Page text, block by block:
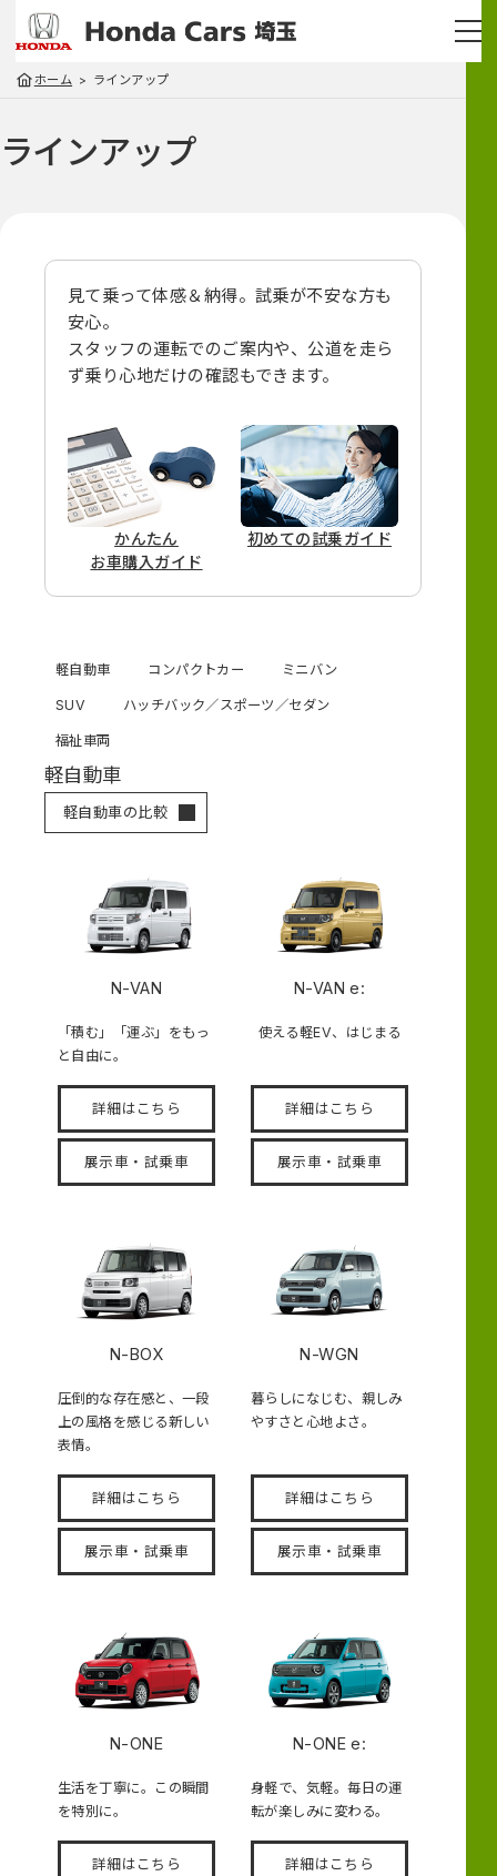
ホーム ラインアップ
ラインアップ
見て乗って体感＆納得。試乗が不安な方も
安心。
スタッフの運転でのご案内や、 公道を走ら
ず乗り心地だけの確認もできます。
かんたん
お車購入ガイド
初めての試乗ガイド
軽自動車 コンパクトカー ミニバン
SUV ハッチバック／スポーツ／セダン
福祉車両
軽自動車
軽自動車の比較
N-VAN
「積む」「運ぶ」をもっ
と自由に。
詳細はこちら
展示車・試乗車
N-VAN e:
使える軽EV、はじまる
詳細はこちら
展示車・試乗車
N-BOX
圧倒的な存在感と、一段
上の風格を感じる新しい
表情。
詳細はこちら
展示車・試乗車
N-WGN
暮らしになじむ、親しみ
やすさと心地よさ。
詳細はこちら
展示車・試乗車
N-ONE
生活を丁寧に。この瞬間
を特別に。
詳細はこちら
N-ONE e:
身軽で、気軽。毎日の運
転が楽しみに変わる。
詳細はこちら